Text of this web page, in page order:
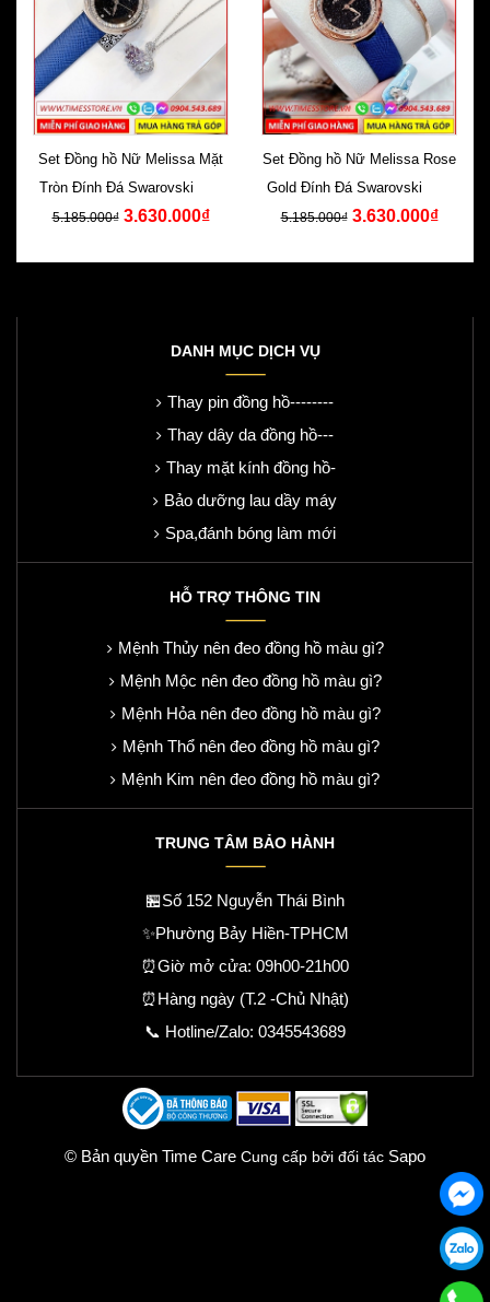
Set Đồng hồ Nữ Melissa Mặt
Tròn Đính Đá Swarovski Dây
Da Xanh
5.185.000₫ 3.630.000₫
Set Đồng hồ Nữ Melissa Rose
Gold Đính Đá Swarovski Dây
Da Xanh
5.185.000₫ 3.630.000₫
DANH MỤC DỊCH VỤ
Thay pin đồng hồ--------
Thay dây da đồng hồ---
Thay mặt kính đồng hồ-
Bảo dưỡng lau dầy máy
Spa,đánh bóng làm mới
HỖ TRỢ THÔNG TIN
Mệnh Thủy nên đeo đồng hồ màu gì?
Mệnh Mộc nên đeo đồng hồ màu gì?
Mệnh Hỏa nên đeo đồng hồ màu gì?
Mệnh Thổ nên đeo đồng hồ màu gì?
Mệnh Kim nên đeo đồng hồ màu gì?
TRUNG TÂM BẢO HÀNH
🏪Số 152 Nguyễn Thái Bình
✨Phường Bảy Hiền-TPHCM
⏰Giờ mở cửa: 09h00-21h00
⏰Hàng ngày (T.2 -Chủ Nhật)
📞 Hotline/Zalo: 0345543689
© Bản quyền Time Care Cung cấp bởi đối tác Sapo